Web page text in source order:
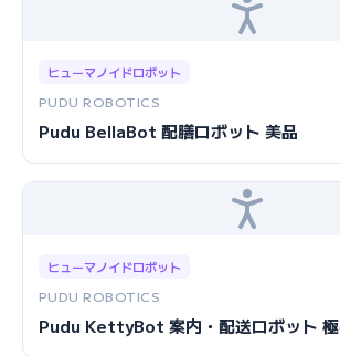
ヒューマノイドロボット
PUDU ROBOTICS
Pudu BellaBot 配膳ロボット 美品
ヒューマノイドロボット
PUDU ROBOTICS
Pudu KettyBot 案内・配送ロボット